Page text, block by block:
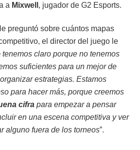
a Mixwell , jugador de G2 Esports.
preguntó sobre cuántos mapas
el director del juego le
tenemos claro porque no tenemos
suficientes para un mejor de
estrategias. Estamos
para hacer más, porque creemos
cifra para empezar a pensar
en una escena competitiva y ver
alguno fuera de los torneos”.